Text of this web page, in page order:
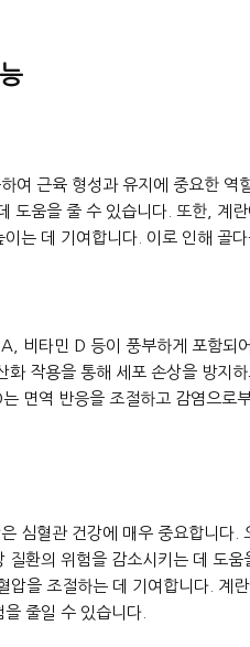
여 근육 형성과 유지에 중요한 역
도움을 줄 수 있습니다. 또한, 계
는 데 기여합니다. 이로 인해 골
비타민 D 등이 풍부하게 포함되
화 작용을 통해 세포 손상을 방지
면역 반응을 조절하고 감염으로
심혈관 건강에 매우 중요합니다.
질환의 위험을 감소시키는 데 도움
압을 조절하는 데 기여합니다. 계
줄일 수 있습니다.